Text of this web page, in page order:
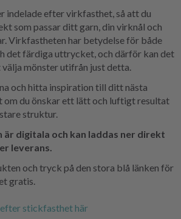
indelade efter virkfasthet, så att du
som passar ditt garn, din virknål och
Virkfastheten har betydelse för både
det färdiga uttrycket, och därför kan det
mönster utifrån just detta.
och hitta inspiration till ditt nästa
du önskar ett lätt och luftigt resultat
struktur.
är digitala och kan laddas ner direkt
leverans.
och tryck på den stora blå länken för
gratis.
stickfasthet här